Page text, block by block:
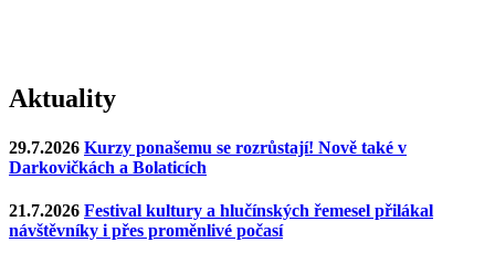
Aktuality
29.7.2026 Kurzy ponašemu se rozrůstají! Nově také v
Darkovičkách a Bolaticích
21.7.2026 Festival kultury a hlučínských řemesel přilákal
návštěvníky i přes proměnlivé počasí